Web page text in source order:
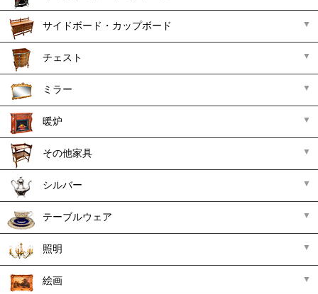
サイドボード・カップボード
チェスト
ミラー
暖炉
その他家具
シルバー
テーブルウェア
照明
絵画